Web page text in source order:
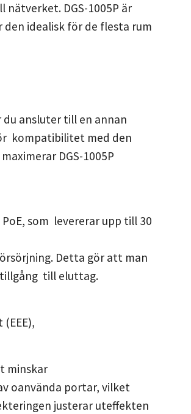
DGS-1005P är
idealisk för de flesta rum
ansluter till en annan
kompatibilitet med den
DGS-1005P
som levererar upp till 30
Detta gör att man
tillgång till eluttag.
minskar
oanvända portar, vilket
justerar uteffekten